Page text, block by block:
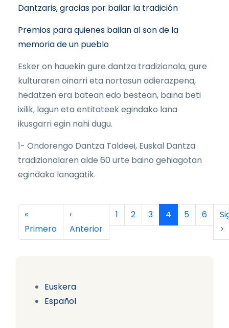
Euskera
Español
Dantzaris, gracias por bailar la tradición
Premios para quienes bailan al son de la
memoria de un pueblo
Esker on hauekin gure dantza tradizionala, gure
kulturaren oinarri eta nortasun adierazpena,
hedatzen era batean edo bestean, baina beti
ixilik, lagun eta entitateek egindako lana
ikusgarri egin nahi dugu.
1- Ondorengo Dantza Taldeei, Euskal Dantza
tradizionalaren alde 60 urte baino gehiagotan
egindako lanagatik.
Paginación
Primera página
«
Primero
Página anterior
‹
Anterior
Página
1 Página
2 Página
3 Página actual
4 Página
5 Página
6
>